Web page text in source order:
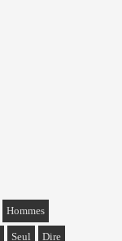
Hommes
Seul Dire